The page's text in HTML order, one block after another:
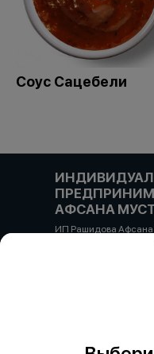
Соус Сацебели
АФСАНА
ИП Рашидова
322784700051126
Работает на